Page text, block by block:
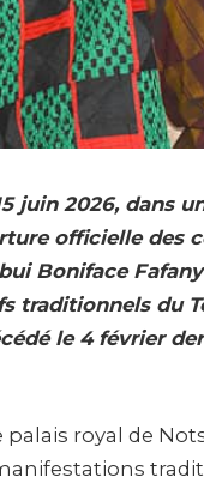
juin 2026, dans
officielle des
Boniface
traditionnels du
le 4 février
royal de